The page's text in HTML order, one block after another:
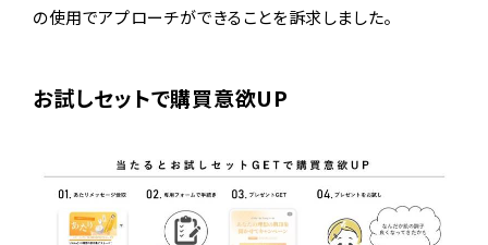
の使用でアプローチができることを訴求しました。
お試しセットで購買意欲UP